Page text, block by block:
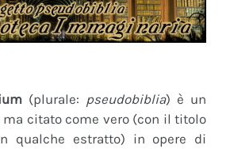
(plurale: pseudobiblia) è un
citato come vero (con il titolo
qualche estratto) in opere di